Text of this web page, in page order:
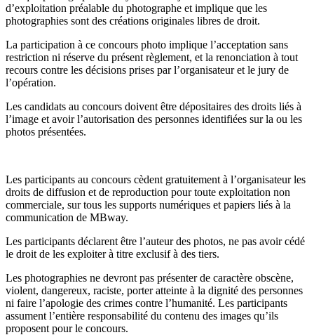
d’exploitation préalable du photographe et implique que les
photographies sont des créations originales libres de droit.
La participation à ce concours photo implique l’acceptation sans
restriction ni réserve du présent règlement, et la renonciation à tout
recours contre les décisions prises par l’organisateur et le jury de
l’opération.
Les candidats au concours doivent être dépositaires des droits liés à
l’image et avoir l’autorisation des personnes identifiées sur la ou les
photos présentées.
Les participants au concours cèdent gratuitement à l’organisateur les
droits de diffusion et de reproduction pour toute exploitation non
commerciale, sur tous les supports numériques et papiers liés à la
communication de MBway.
Les participants déclarent être l’auteur des photos, ne pas avoir cédé
le droit de les exploiter à titre exclusif à des tiers.
Les photographies ne devront pas présenter de caractère obscène,
violent, dangereux, raciste, porter atteinte à la dignité des personnes
ni faire l’apologie des crimes contre l’humanité. Les participants
assument l’entière responsabilité du contenu des images qu’ils
proposent pour le concours.